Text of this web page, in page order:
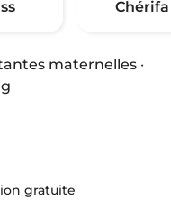
Chérifa
maternelles ·
gratuite